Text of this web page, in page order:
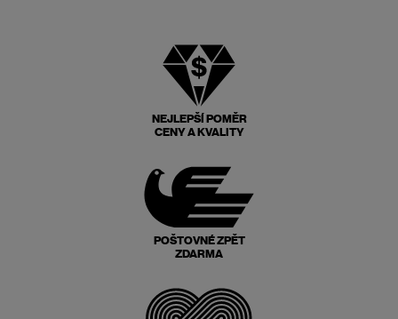
NEJLEPŠÍ POMĚR
CENY A KVALITY
POŠTOVNÉ ZPĚT
ZDARMA